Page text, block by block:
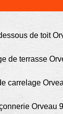
de toit
de terrasse
carrelage
Orveau